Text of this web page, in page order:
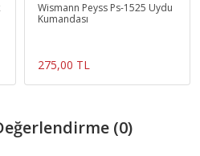
Wismann Peyss Ps-1525 Uydu
Kumandası
275,00 TL
(0)